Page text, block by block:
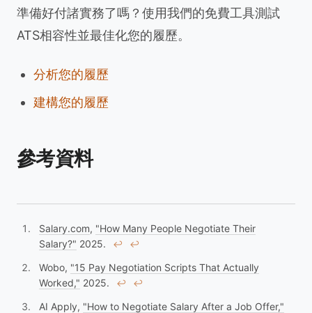
準備好付諸實務了嗎？使用我們的免費工具測試
ATS相容性並最佳化您的履歷。
分析您的履歷
建構您的履歷
參考資料
Salary.com, "How Many People Negotiate Their
Salary?" 2025. ↩︎ ↩︎
Wobo, "15 Pay Negotiation Scripts That Actually
Worked," 2025. ↩︎ ↩︎
AI Apply, "How to Negotiate Salary After a Job Offer,"